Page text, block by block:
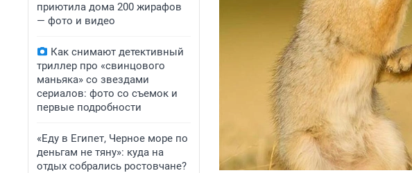
приютила дома 200 жирафов
— фото и видео
Как снимают детективный
триллер про «свинцового
маньяка» со звездами
сериалов: фото со съемок и
первые подробности
«Еду в Египет, Черное море по
деньгам не тяну»: куда на
отдых собрались ростовчане?